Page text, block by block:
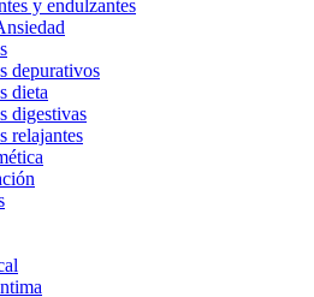
y endulzantes
depurativos
dieta
digestivas
relajantes